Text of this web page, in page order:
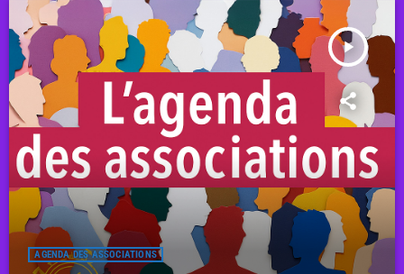
AGENDA DES ASSOCIATIONS DU 8 AU 14 JUIN 2026
00:00:00
00:01:44- Le week-end
play_arrow
AGENDA DES ASSOCIATIONS